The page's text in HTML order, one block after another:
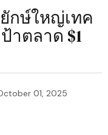
กษ์ใหญ่เทค
าตลาด $1
01, 2025